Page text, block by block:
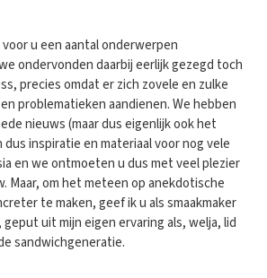
u een aantal onderwerpen
ondervonden daarbij eerlijk gezegd toch
precies omdat er zich zovele en zulke
problematieken aandienen. We hebben
nieuws (maar dus eigenlijk ook het
inspiratie en materiaal voor nog vele
en we ontmoeten u dus met veel plezier
Maar, om het meteen op anekdotische
te maken, geef ik u als smaakmaker
uit mijn eigen ervaring als, welja, lid
sandwichgeneratie.